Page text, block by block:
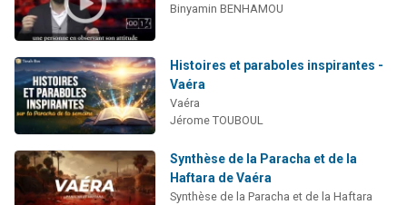
Binyamin BENHAMOU
Histoires et paraboles inspirantes -
Vaéra
Vaéra
Jérome TOUBOUL
Synthèse de la Paracha et de la
Haftara de Vaéra
Synthèse de la Paracha et de la Haftara